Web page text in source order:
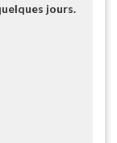
jours.